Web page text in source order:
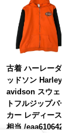
古着 ハーレーダビ
ッドソン Harley-D
avidson スウェッ
トフルジップパー
カー レディースXL
相当 /eaa610642